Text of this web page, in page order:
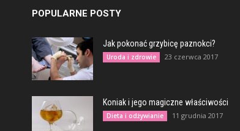
POPULARNE POSTY
Jak pokonać grzybicę paznokci?
Uroda i zdrowie 23 czerwca 2017
Koniak i jego magiczne właściwości
Dieta i odżywianie 11 grudnia 2017